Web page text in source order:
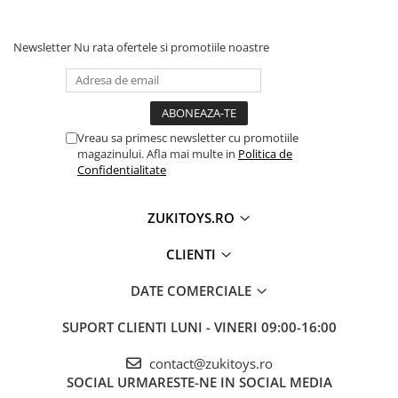
✔ Joaca independenta sau in familie
✔ Cadou distractiv pentru zile de nastere si
✔ Dezvoltare motorie si cognitive prin joaca
Newsletter Nu rata ofertele si promotiile noastre
Vreau sa primesc newsletter cu promotiile
magazinului. Afla mai multe in Politica de
Confidentialitate
ZUKITOYS.RO
CLIENTI
DATE COMERCIALE
SUPORT CLIENTI LUNI - VINERI 09:00-16:00
contact@zukitoys.ro
SOCIAL URMARESTE-NE IN SOCIAL MEDIA